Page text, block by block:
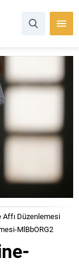
Düzenlemesi
MlBbORG2